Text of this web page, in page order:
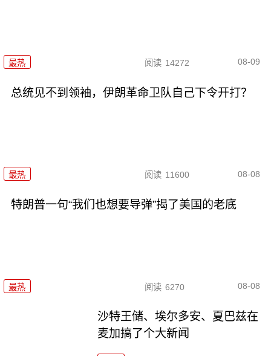
最热 阅读 14272 08-09
总统见不到领袖，伊朗革命卫队自己下令开打？
最热 阅读 11600 08-08
特朗普一句“我们也想要导弹”揭了美国的老底
最热 阅读 6270 08-08
沙特王储、埃尔多安、夏巴兹在
麦加搞了个大新闻